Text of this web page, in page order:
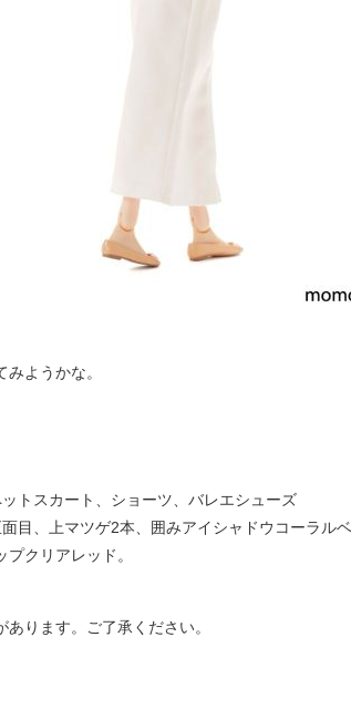
ようかな。
トスカート、ショーツ、バレエシューズ
目、上マツゲ2本、囲みアイシャドウコーラル
クリアレッド。
ります。ご了承ください。